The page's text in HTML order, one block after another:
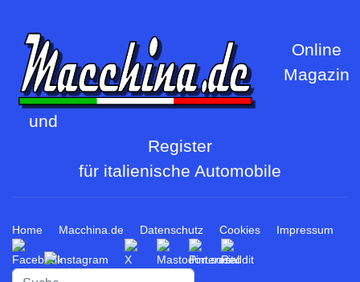
Online
Magazin
und
Register
für italienische Automobile
Home Macchina.de Datenschutz Cookies Impressum
Suchen